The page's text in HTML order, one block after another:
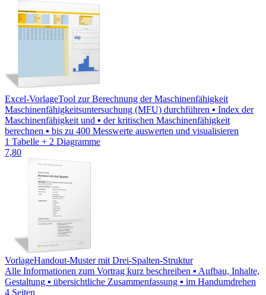
Excel-VorlageTool zur Berechnung der Maschinenfähigkeit
Maschinenfähigkeitsuntersuchung (MFU) durchführen ▪ Index der
Maschinenfähigkeit und ▪ der kritischen Maschinenfähigkeit
berechnen ▪ bis zu 400 Messwerte auswerten und visualisieren
1 Tabelle + 2 Diagramme
7,80
VorlageHandout-Muster mit Drei-Spalten-Struktur
Alle Informationen zum Vortrag kurz beschreiben ▪ Aufbau, Inhalte,
Gestaltung ▪ übersichtliche Zusammenfassung ▪ im Handumdrehen
4 Seiten